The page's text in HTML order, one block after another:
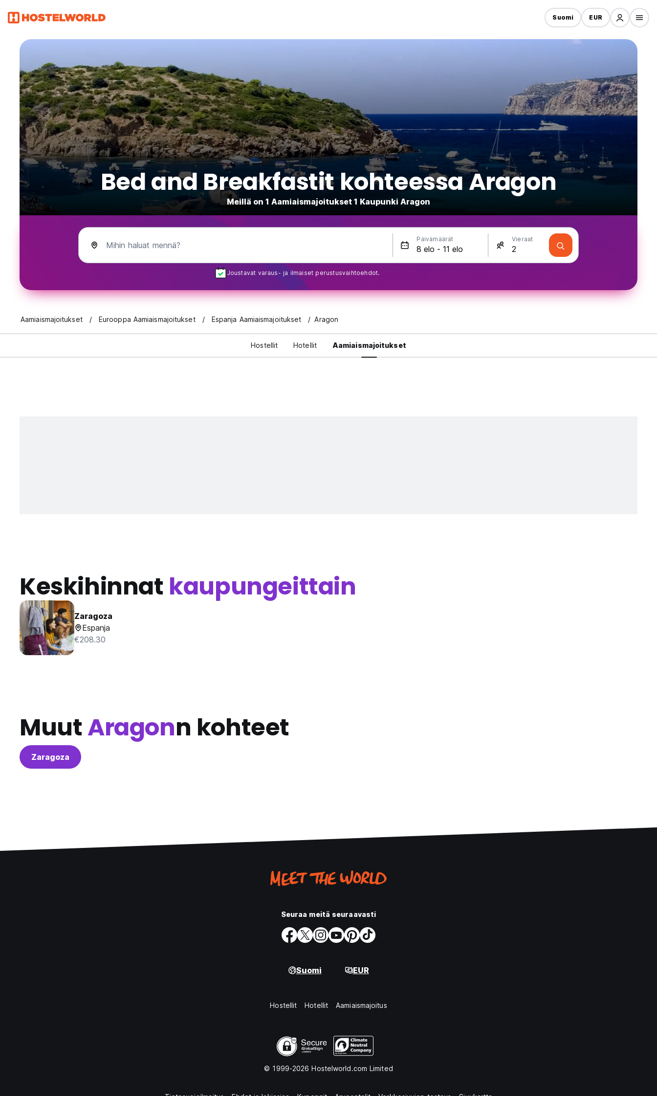
Suomi EUR
Bed and Breakfastit kohteessa Aragon
Meillä on 1 Aamiaismajoitukset 1 Kaupunki Aragon
Mihin haluat mennä?
Päivämäärät Vieraat
Joustavat varaus- ja ilmaiset perustusvaihtoehdot.
Aamiaismajoitukset Eurooppa Aamiaismajoitukset Espanja Aamiaismajoitukset Aragon
Hostellit Hotellit Aamiaismajoitukset
Keskihinnat kaupungeittain
Zaragoza
Espanja
€208.30
MuutAragonn kohteet
Zaragoza
Seuraa meitä seuraavasti
Suomi EUR
Hostellit Hotellit Aamiaismajoitus
© 1999-2026 Hostelworld.com Limited